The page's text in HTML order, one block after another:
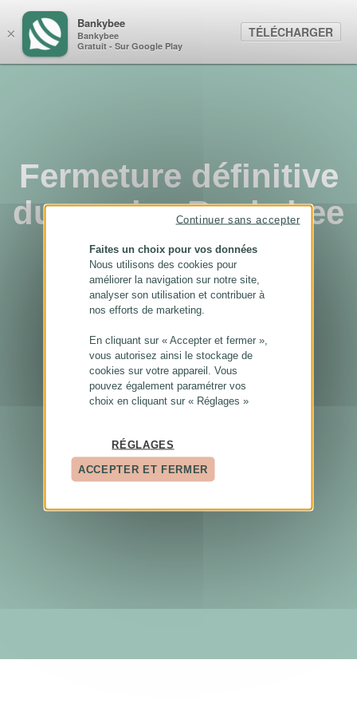
Fermeture définitive
du service Bankybee
...
×
Bankybee
Bankybee
Gratuit - Sur Google Play
TÉLÉCHARGER
Faites un choix pour vos données
Nous utilisons des cookies pour
améliorer la navigation sur notre site,
analyser son utilisation et contribuer à
nos efforts de marketing.
En cliquant sur « Accepter et fermer »,
vous autorisez ainsi le stockage de
cookies sur votre appareil. Vous
pouvez également paramétrer vos
choix en cliquant sur « Réglages »
RÉGLAGES
ACCEPTER ET FERMER
Continuer sans accepter